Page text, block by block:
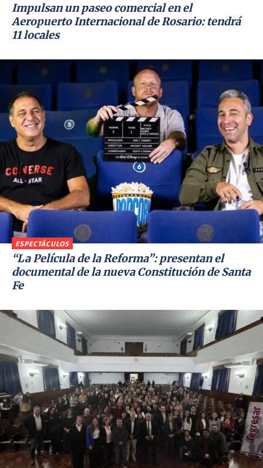
Impulsan un paseo comercial en el
Aeropuerto Internacional de Rosario: tendrá
11 locales
ESPECTÁCULOS
“La Película de la Reforma”: presentan el
documental de la nueva Constitución de Santa
Fe